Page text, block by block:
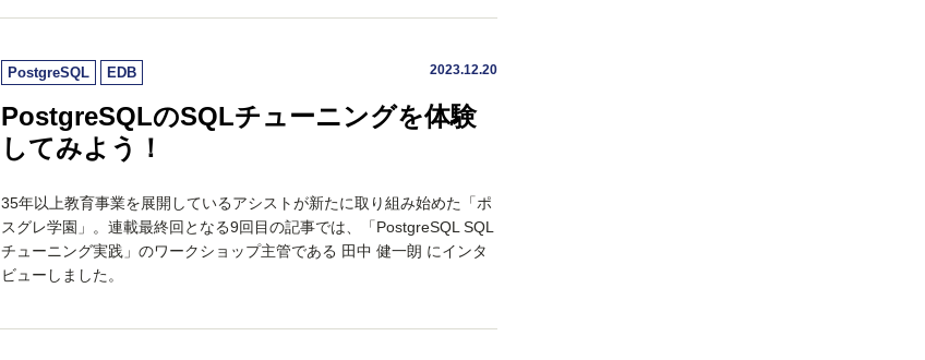
PostgreSQL EDB 2023.12.20
PostgreSQLのSQLチューニングを体験
してみよう！
35年以上教育事業を展開しているアシストが新たに取り組み始めた「ポ
スグレ学園」。連載最終回となる9回目の記事では、「PostgreSQL SQL
チューニング実践」のワークショップ主管である 田中 健一朗 にインタ
ビューしました。